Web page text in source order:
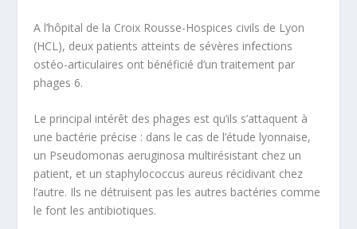
A l’hôpital de la Croix Rousse-Hospices civils de Lyon
(HCL), deux patients atteints de sévères infections
ostéo-articulaires ont bénéficié d’un traitement par
phages 6.
Le principal intérêt des phages est qu’ils s’attaquent à
une bactérie précise : dans le cas de l’étude lyonnaise,
un Pseudomonas aeruginosa multirésistant chez un
patient, et un staphylococcus aureus récidivant chez
l’autre. Ils ne détruisent pas les autres bactéries comme
le font les antibiotiques.